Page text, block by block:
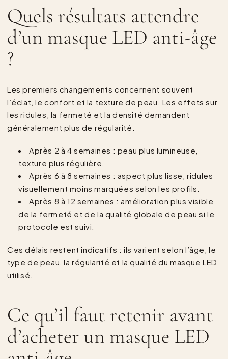
Quels résultats attendre
d’un masque LED anti-âge
?
Les premiers changements concernent souvent
l’éclat, le confort et la texture de peau. Les effets sur
les ridules, la fermeté et la densité demandent
généralement plus de régularité.
Après 2 à 4 semaines : peau plus lumineuse,
texture plus régulière.
Après 6 à 8 semaines : aspect plus lisse, ridules
visuellement moins marquées selon les profils.
Après 8 à 12 semaines : amélioration plus visible
de la fermeté et de la qualité globale de peau si le
protocole est suivi.
Ces délais restent indicatifs : ils varient selon l’âge, le
type de peau, la régularité et la qualité du masque LED
utilisé.
Ce qu’il faut retenir avant
d’acheter un masque LED